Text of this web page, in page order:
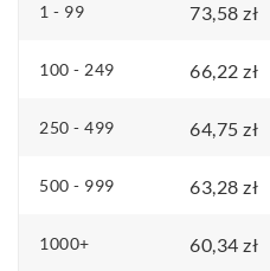
1 - 99 73,58 zł
100 - 249 66,22 zł
250 - 499 64,75 zł
500 - 999 63,28 zł
1000+ 60,34 zł